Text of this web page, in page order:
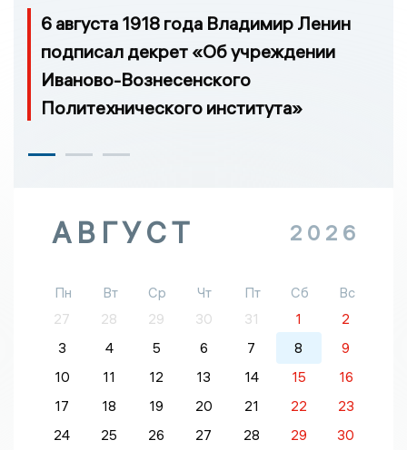
6 августа 1918 года Владимир Ленин
подписал декрет «Об учреждении
Иваново-Вознесенского
Политехнического института»
АВГУСТ 2026
Пн Вт Ср Чт Пт Сб
Вс
27
28 29 30 31 1
2
3
4 5 6 7 8
9
10
11 12 13 14 15
16
17
18 19 20 21 22
23
24
25 26 27 28 29
30